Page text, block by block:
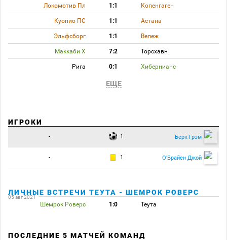
Локомотив Пл 1:1 Копенгаген
Куопио ПС 1:1 Астана
Эльфсборг 1:1 Вележ
Маккаби Х 7:2 Торсхавн
Рига 0:1 Хибернианс
ЕЩЕ
ИГРОКИ
- 1 Берк Грэм
- 1 О'Брайен Джой
ЛИЧНЫЕ ВСТРЕЧИ ТЕУТА - ШЕМРОК РОВЕРС
05 авг 2021
Шемрок Роверс 1:0 Теута
ПОСЛЕДНИЕ 5 МАТЧЕЙ КОМАНД